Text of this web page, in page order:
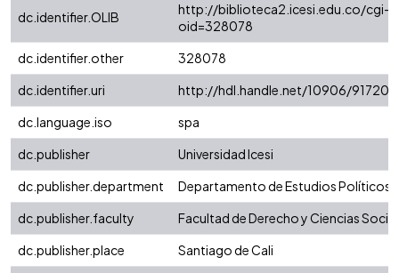
dc.identifier.OLIB
http://biblioteca2.icesi.edu.co/cgi-
oid=328078
dc.identifier.other
328078
dc.identifier.uri
http://hdl.handle.net/10906/91720
dc.language.iso
spa
dc.publisher
Universidad Icesi
dc.publisher.department
Departamento de Estudios Políticos
dc.publisher.faculty
Facultad de Derecho y Ciencias
dc.publisher.place
Santiago de Cali